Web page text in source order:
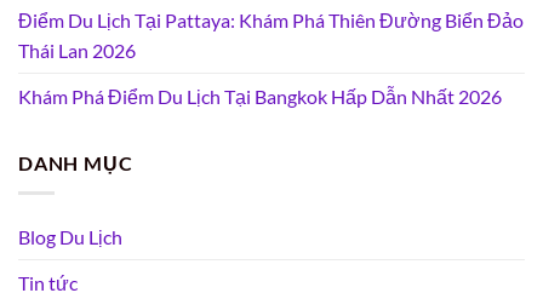
Điểm Du Lịch Tại Pattaya: Khám Phá Thiên Đường Biển Đảo
Thái Lan 2026
Khám Phá Điểm Du Lịch Tại Bangkok Hấp Dẫn Nhất 2026
DANH MỤC
Blog Du Lịch
Tin tức